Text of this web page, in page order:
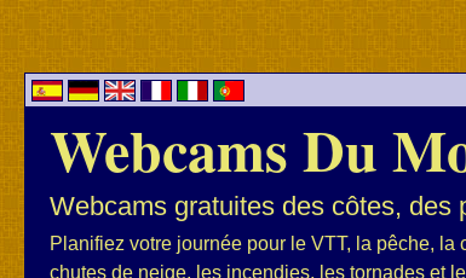
Webcams Du
Webcams gratuites des côtes,
Planifiez votre journée pour le VTT, la pêche,
chutes de neige, les incendies, les tornades et